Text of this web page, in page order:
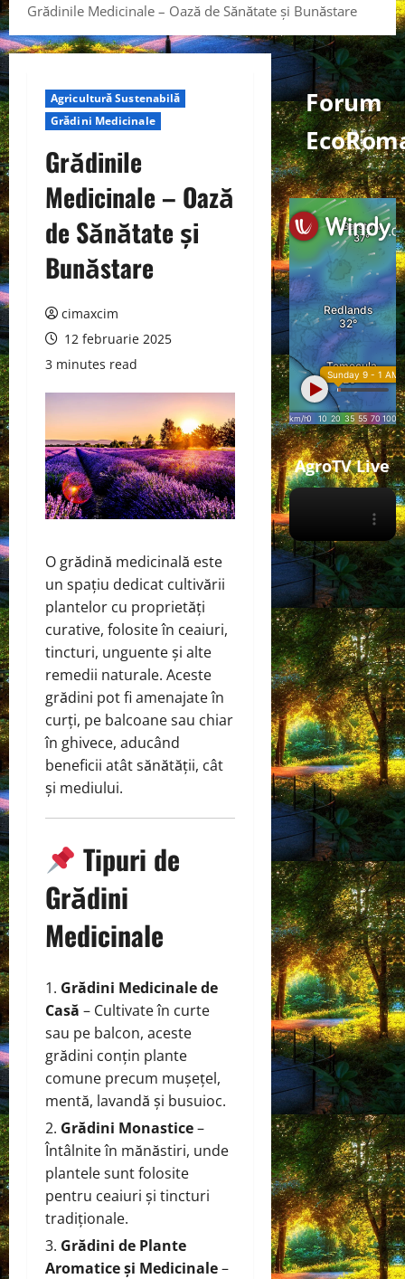
Grădinile Medicinale – Oază de Sănătate și Bunăstare
Agricultură Sustenabilă
Grădini Medicinale
Grădinile
Medicinale – Oază
de Sănătate și
Bunăstare
cimaxcim
12 februarie 2025
3 minutes read
O grădină medicinală este
un spațiu dedicat cultivării
plantelor cu proprietăți
curative, folosite în ceaiuri,
tincturi, unguente și alte
remedii naturale. Aceste
grădini pot fi amenajate în
curți, pe balcoane sau chiar
în ghivece, aducând
beneficii atât sănătății, cât
și mediului.
Tipuri de
Grădini
Medicinale
Grădini Medicinale de
Casă – Cultivate în curte
sau pe balcon, aceste
grădini conțin plante
comune precum mușețel,
mentă, lavandă și busuioc.
Grădini Monastice–
Întâlnite în mănăstiri, unde
plantele sunt folosite
pentru ceaiuri și tincturi
tradiționale.
Grădini de Plante
Aromatice și Medicinale–
Forum
AgroTV Live